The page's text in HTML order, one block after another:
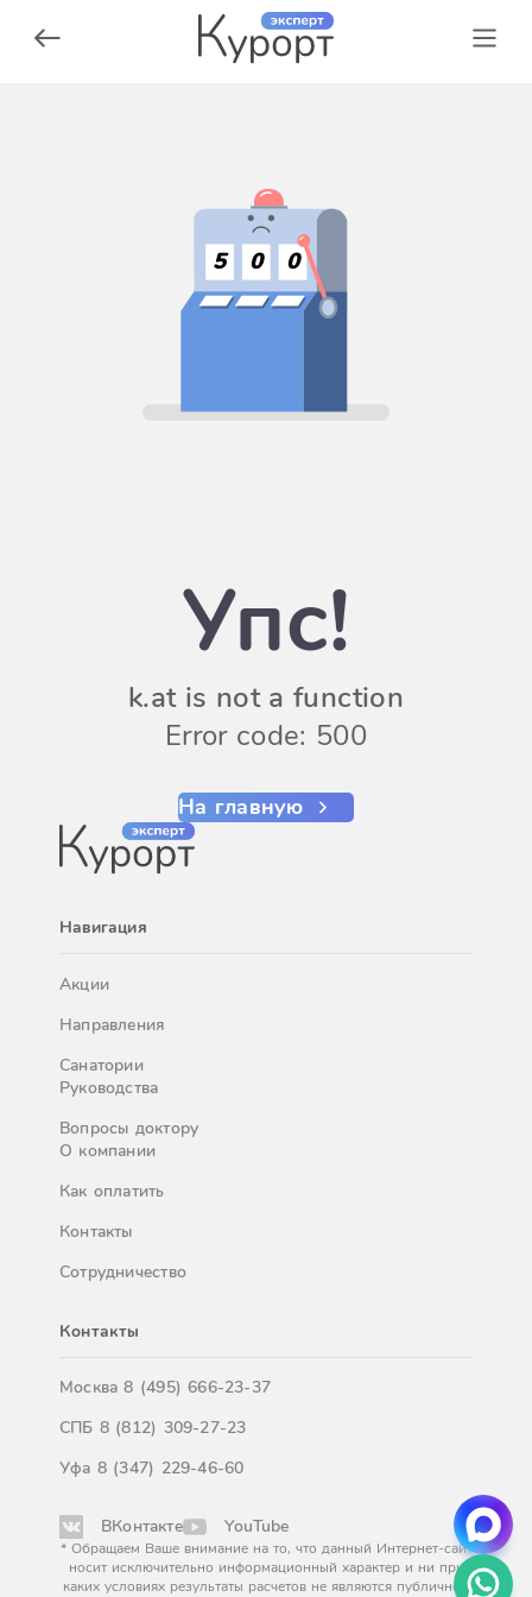
5 0 0
Упс!
k.at is not a function
Error code: 500
На главную
Навигация
Акции
Направления
Санатории
Руководства
Вопросы доктору
О компании
Как оплатить
Контакты
Сотрудничество
Контакты
Москва8 (495) 666-23-37
СПБ 8 (812) 309-27-23
Уфа 8 (347) 229-46-60
ВКонтакте YouTube
* Обращаем Ваше внимание на то, что данный Интернет-сайт
носит исключительно информационный характер и ни при
каких условиях результаты расчетов не являются публичной